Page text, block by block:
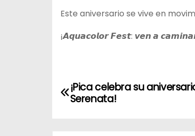
Este aniversario se vive en
¡𝘼𝙦𝙪𝙖𝙘𝙤𝙡𝙤𝙧 𝙁𝙚𝙨𝙩: 𝙫𝙚𝙣 𝙖
N¡Pica celebra su
Serenata!